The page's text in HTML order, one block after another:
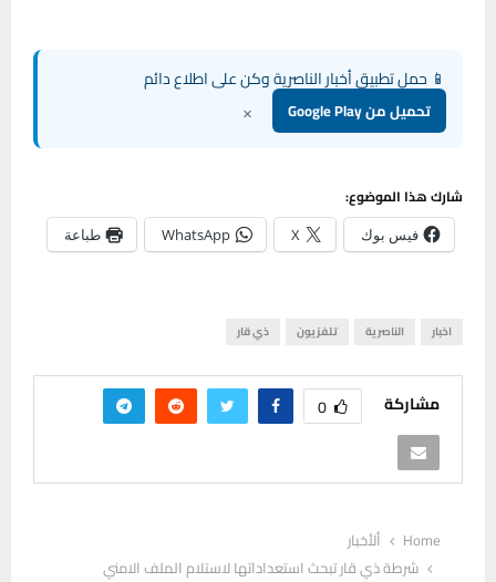
📱 حمل تطبيق أخبار الناصرية وكن على اطلاع دائم
تحميل من Google Play ×
شارك هذا الموضوع:
فيس بوك X
WhatsApp طباعة
اخبار الناصرية تلفزيون ذي قار
مشاركة 0
Home
ألأخبار
شرطة ذي قار تبحث استعداداتها لاستلام الملف الامني